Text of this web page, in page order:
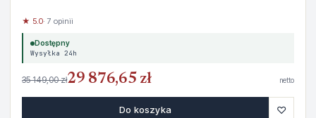
★ 5.0· 7 opinii
Dostępny
Wysyłka 24h
35 149,00 zł29 876,65 zł netto
Do koszyka ♡